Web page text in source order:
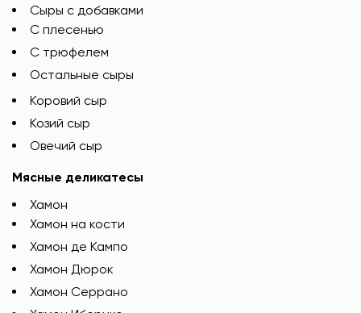
Сыры с добавками
C плесенью
С трюфелем
Остальные сыры
Коровий сыр
Козий сыр
Овечий сыр
Мясные деликатесы
Хамон
Хамон на кости
Хамон де Кампо
Хамон Дюрок
Хамон Серрано